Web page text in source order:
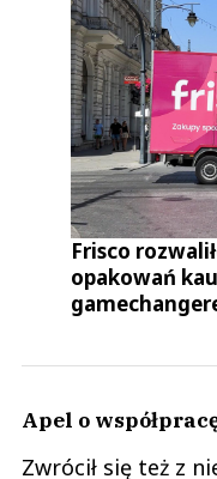
Frisco
opakowań
Apel o
Zwrócił się też z